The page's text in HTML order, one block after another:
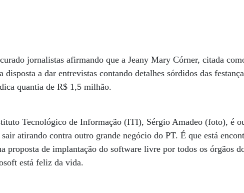
jornalistas afirmando que a Jeany Mary Córner, citada
disposta a dar entrevistas contando detalhes sórdidos das
quantia de R$ 1,5 milhão.
Tecnológico de Informação (ITI), Sérgio Amadeo (foto), é
atirando contra outro grande negócio do PT. É que está
proposta de implantação do software livre por todos os órgãos
está feliz da vida.